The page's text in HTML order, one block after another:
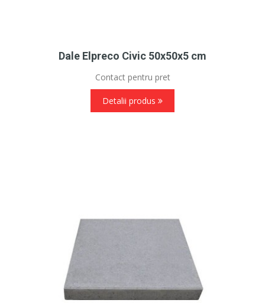
Dale Elpreco Civic 50x50x5 cm
Contact pentru pret
Detalii produs